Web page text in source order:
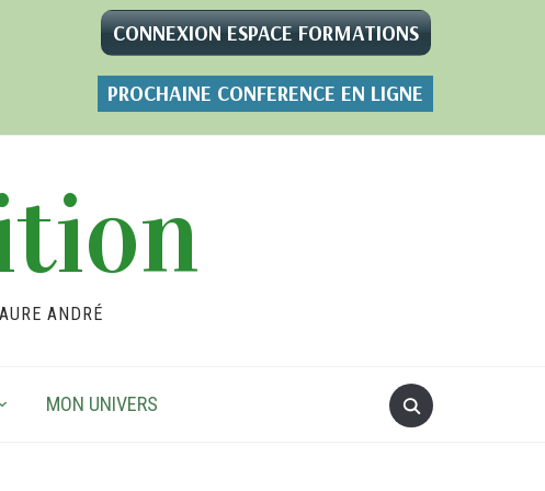
CONNEXION ESPACE FORMATIONS
PROCHAINE CONFERENCE EN LIGNE
ANDRÉ
MON UNIVERS